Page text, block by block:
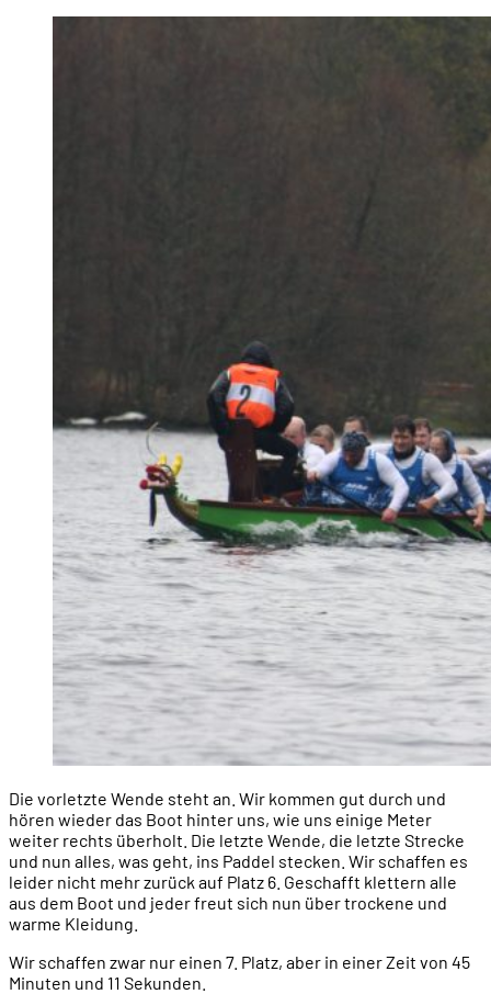
Die vorletzte Wende steht an. Wir kommen gut durch und
hören wieder das Boot hinter uns, wie uns einige Meter
weiter rechts überholt. Die letzte Wende, die letzte Strecke
und nun alles, was geht, ins Paddel stecken. Wir schaffen es
leider nicht mehr zurück auf Platz 6. Geschafft klettern alle
aus dem Boot und jeder freut sich nun über trockene und
warme Kleidung.
Wir schaffen zwar nur einen 7. Platz, aber in einer Zeit von 45
Minuten und 11 Sekunden.